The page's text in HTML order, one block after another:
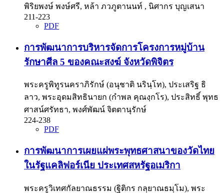
พิริยพงษ์ พงษ์ศรี, หล้า ภวภูตานนท์ , นิศากร บุญเสนา
211-223
PDF
การพัฒนาการบริหารจัดการโครงการหมู่บ้าน
รักษาศีล 5 ของคณะสงฆ์ จังหวัดพิจิตร
พระครูพิทูรนคราภิรักษ์ (อนุชาติ นรินฺโท), ประเสริฐ ธิ
ลาว, พระอุดมสิทธินายก (กำพล คุณงฺกโร), ประสิทธิ์ พุทธ
ศาสน์ศรัทธา, พงศ์พัฒน์ จิตตานุรักษ์
224-238
PDF
การพัฒนาการเผยแผ่พระพุทธศาสนาของวัดไทย
ในรัฐแคลิฟอร์เนีย ประเทศสหรัฐอเมริกา
พระครูวิเทศกัลยาณธรรม (ฐิติกร กลฺยาณธมฺโม), พระ